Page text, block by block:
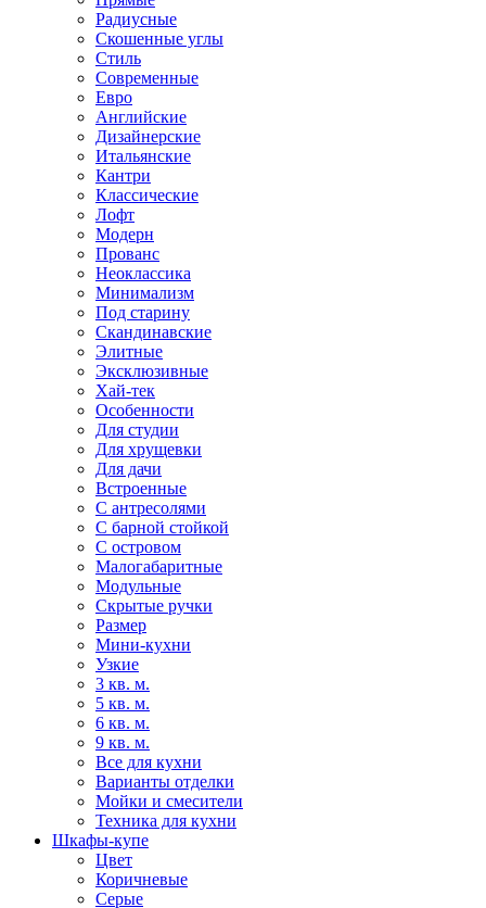
Радиусные
Скошенные углы
Стиль
Современные
Евро
Английские
Дизайнерские
Итальянские
Кантри
Классические
Лофт
Модерн
Прованс
Неоклассика
Минимализм
Под старину
Скандинавские
Элитные
Эксклюзивные
Хай-тек
Особенности
Для студии
Для хрущевки
Для дачи
Встроенные
С антресолями
С барной стойкой
С островом
Малогабаритные
Модульные
Скрытые ручки
Размер
Мини-кухни
Узкие
3 кв. м.
5 кв. м.
6 кв. м.
9 кв. м.
Все для кухни
Варианты отделки
Мойки и смесители
Техника для кухни
Шкафы-купе
Цвет
Коричневые
Серые